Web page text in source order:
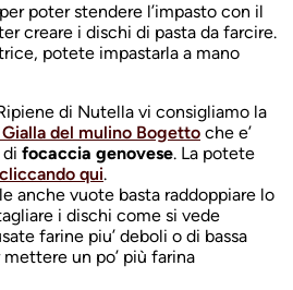
poter stendere l’impasto con il
creare i dischi di pasta da farcire.
potete impastarla a mano
di Nutella vi consigliamo la
del mulino Bogetto che e’
focaccia genovese. La potete
cliccando qui.
anche vuote basta raddoppiare lo
i dischi come si vede
farine piu’ deboli o di bassa
un po’ più farina